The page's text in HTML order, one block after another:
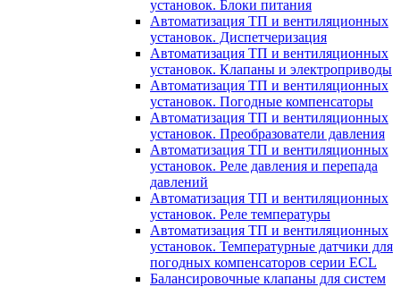
установок. Блоки питания
Автоматизация ТП и вентиляционных
установок. Диспетчеризация
Автоматизация ТП и вентиляционных
установок. Клапаны и электроприводы
Автоматизация ТП и вентиляционных
установок. Погодные компенсаторы
Автоматизация ТП и вентиляционных
установок. Преобразователи давления
Автоматизация ТП и вентиляционных
установок. Реле давления и перепада
давлений
Автоматизация ТП и вентиляционных
установок. Реле температуры
Автоматизация ТП и вентиляционных
установок. Температурные датчики для
погодных компенсаторов серии ECL
Балансировочные клапаны для систем